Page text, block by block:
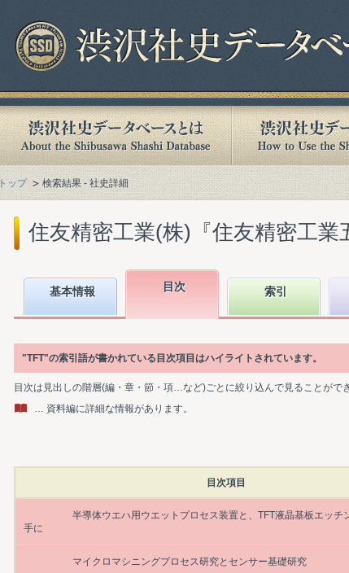
トップ 検索結果 - 社史詳細
住友精密工業(株)『住友精密工業
基本情報 目次 索引
"TFT"の索引語が書かれている目次項目はハイライトされています。
目次は見出しの階層(編・章・節・項…など)ごとに絞り込んで見ることができ
… 資料編に詳細な情報があります。
目次項目
半導体ウエハ用ウエットプロセス装置と、TFT液晶基板エッチ
手に
マイクロマシニングプロセス研究とセンサー基礎研究